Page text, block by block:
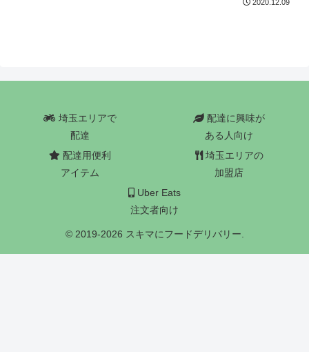
2020.12.09
埼玉エリアで
配達
配達に興味が
ある人向け
配達用便利
アイテム
埼玉エリアの
加盟店
Uber Eats
注文者向け
© 2019-2026 スキマにフードデリバリー.